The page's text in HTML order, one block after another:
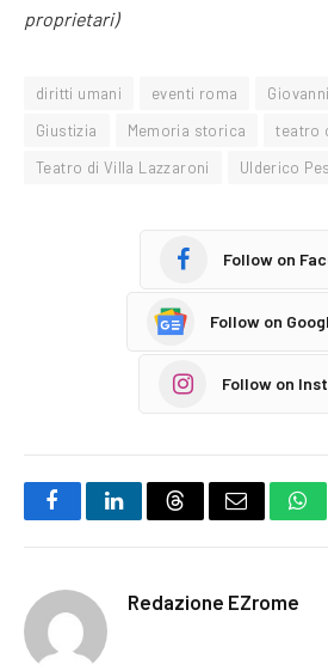
proprietari)
diritti umani eventi roma
Giustizia
Memoria storica
teatro
Teatro di Villa Lazzaroni
Ulderico
Follow on
Follow on
Follow on
FacebookLinkedInThreadsEmail
Redazione EZrome